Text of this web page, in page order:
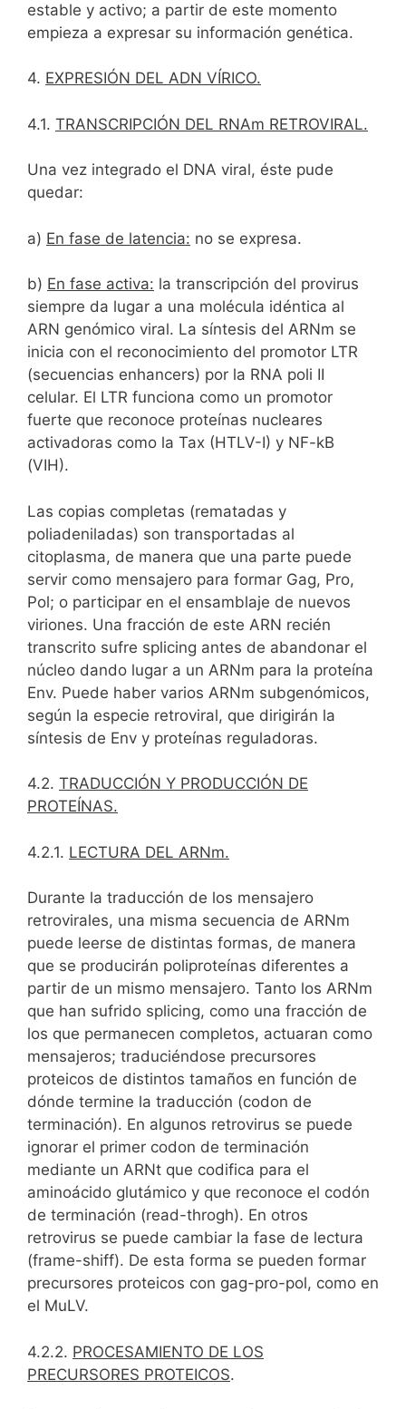
estable y activo; a partir de este momento
empieza a expresar su información genética.
4. EXPRESIÓN DEL ADN VÍRICO.
4.1. TRANSCRIPCIÓN DEL RNAm RETROVIRAL.
Una vez integrado el DNA viral, éste pude
quedar:
a) En fase de latencia: no se expresa.
b) En fase activa: la transcripción del provirus
siempre da lugar a una molécula idéntica al
ARN genómico viral. La síntesis del ARNm se
inicia con el reconocimiento del promotor LTR
(secuencias enhancers) por la RNA poli II
celular. El LTR funciona como un promotor
fuerte que reconoce proteínas nucleares
activadoras como la Tax (HTLV-I) y NF-kB
(VIH).
Las copias completas (rematadas y
poliadeniladas) son transportadas al
citoplasma, de manera que una parte puede
servir como mensajero para formar Gag, Pro,
Pol; o participar en el ensamblaje de nuevos
viriones. Una fracción de este ARN recién
transcrito sufre splicing antes de abandonar el
núcleo dando lugar a un ARNm para la proteína
Env. Puede haber varios ARNm subgenómicos,
según la especie retroviral, que dirigirán la
síntesis de Env y proteínas reguladoras.
4.2. TRADUCCIÓN Y PRODUCCIÓN DE
PROTEÍNAS.
4.2.1. LECTURA DEL ARNm.
Durante la traducción de los mensajero
retrovirales, una misma secuencia de ARNm
puede leerse de distintas formas, de manera
que se producirán poliproteínas diferentes a
partir de un mismo mensajero. Tanto los ARNm
que han sufrido splicing, como una fracción de
los que permanecen completos, actuaran como
mensajeros; traduciéndose precursores
proteicos de distintos tamaños en función de
dónde termine la traducción (codon de
terminación). En algunos retrovirus se puede
ignorar el primer codon de terminación
mediante un ARNt que codifica para el
aminoácido glutámico y que reconoce el codón
de terminación (read-throgh). En otros
retrovirus se puede cambiar la fase de lectura
(frame-shiff). De esta forma se pueden formar
precursores proteicos con gag-pro-pol, como en
el MuLV.
4.2.2. PROCESAMIENTO DE LOS
PRECURSORES PROTEICOS.